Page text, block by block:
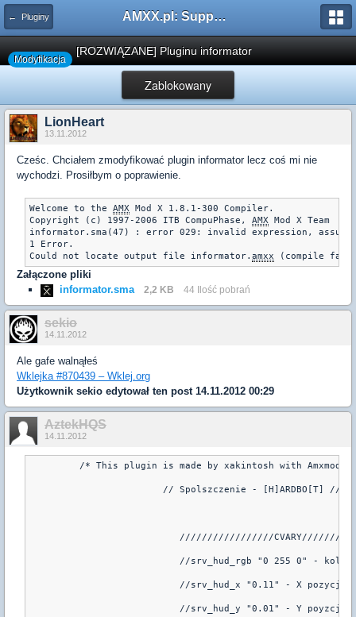
← Pluginy AMXX.pl: Support AMX Mod X i SourceMod
Modyfikacja
[ROZWIĄZANE] Pluginu informator
Zablokowany
LionHeart
13.11.2012
Cześc. Chciałem zmodyfikować plugin informator lecz coś mi nie
wychodzi. Prosiłbym o poprawienie.
Welcome to the AMX Mod X 1.8.1-300 Compiler.
Copyright (c) 1997-2006 ITB CompuPhase, AMX Mod X Team
informator.sma(47) : error 029: invalid expression,
1 Error.
Could not locate output file informator. amxx
Załączone pliki
informator.sma
2,2 KB 44 Ilość pobrań
sekio
14.11.2012
Ale gafe walnąłeś
Wklejka #870439 – Wklej.org
Użytkownik sekio edytował ten post 14.11.2012 00:29
AztekHQS
14.11.2012
/* This plugin is made by xakintosh with
                        // Spolszczenie - [H]ARDBO[T] //
/////////////////
//srv_hud_rgb "0 255 0" -
//srv_hud_x "0.11" - X
//srv_hud_y "0.01" - Y